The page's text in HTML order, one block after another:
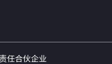
任合伙企业